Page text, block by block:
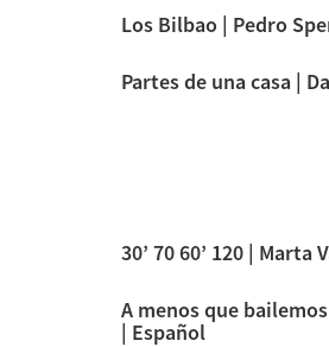
Los Bilbao | Pedro
Partes de una casa |
30’ 70 60’ 120 |
A menos que
| Español